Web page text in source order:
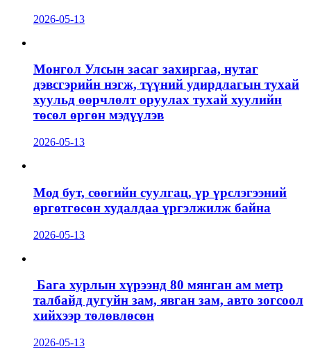
2026-05-13
Монгол Улсын засаг захиргаа, нутаг
дэвсгэрийн нэгж, түүний удирдлагын тухай
хуульд өөрчлөлт оруулах тухай хуулийн
төсөл өргөн мэдүүлэв
2026-05-13
Мод бут, сөөгийн суулгац, үр үрслэгээний
өргөтгөсөн худалдаа үргэлжилж байна
2026-05-13
Бага хурлын хүрээнд 80 мянган ам метр
талбайд дугуйн зам, явган зам, авто зогсоол
хийхээр төлөвлөсөн
2026-05-13